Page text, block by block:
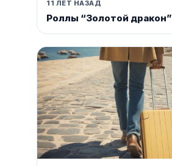
11 ЛЕТ НАЗАД
Роллы “Золотой дракон”